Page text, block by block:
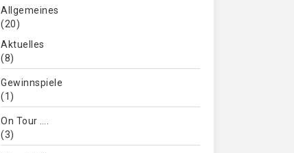
Allgemeines
(20)
Aktuelles
(8)
Gewinnspiele
(1)
On Tour ….
(3)